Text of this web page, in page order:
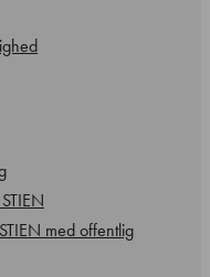
med offentlig